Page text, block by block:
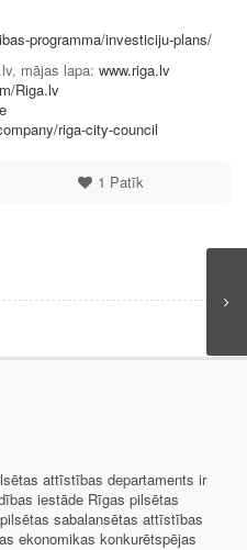
programma/investiciju-plans/
mājas lapa: www.riga.lv
Riga.lv
riga-city-council
1 Patīk
attīstības departaments ir
iestāde Rīgas pilsētas
sabalansētas attīstības
ekonomikas konkurētspējas